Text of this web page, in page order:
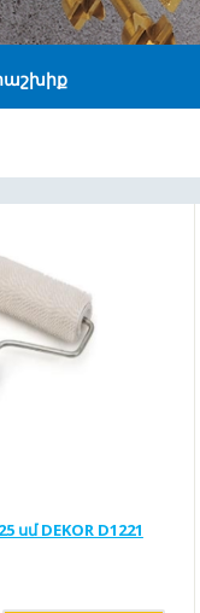
DEKOR D1221